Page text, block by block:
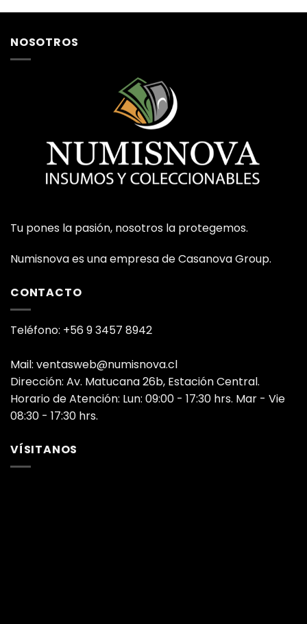
NOSOTROS
Tu pones la pasión, nosotros la protegemos.
Numisnova es una empresa de Casanova Group.
CONTACTO
Teléfono: +56 9 3457 8942
Mail: ventasweb@numisnova.cl
Dirección: Av. Matucana 26b, Estación Central.
Horario de Atención: Lun: 09:00 - 17:30 hrs. Mar - Vie
08:30 - 17:30 hrs.
VÍSITANOS